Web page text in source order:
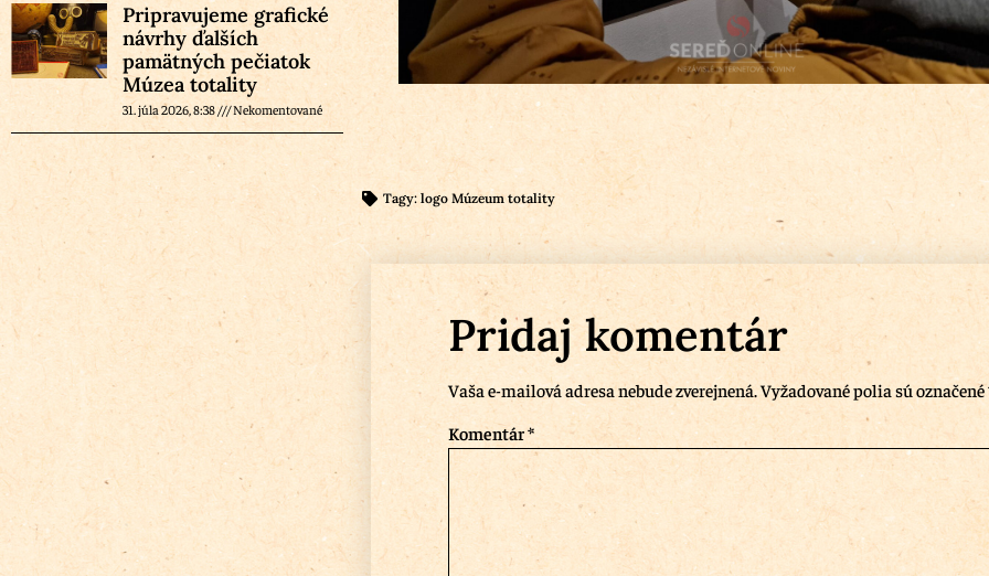
Pripravujeme grafické
návrhy ďalších
pamätných pečiatok
Múzea totality
31. júla 2026, 8:38 Nekomentované
Tagy: logo Múzeum totality
Pridaj komentár
Vaša e-mailová adresa nebude zverejnená.Vyžadované polia sú označené
Komentár*